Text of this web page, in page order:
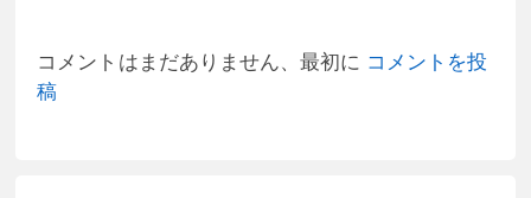
コメントはまだありません、最初に コメントを投
稿